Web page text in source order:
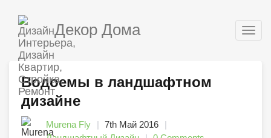
Декор Дома
Водоемы в ландшафтном
дизайне
Murena Fly
7th Май 2016